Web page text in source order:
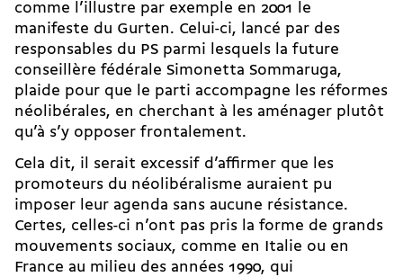
comme l’illustre par exemple en 2001 le
manifeste du Gurten. Celui-ci, lancé par des
responsables du PS parmi lesquels la future
conseillère fédérale Simonetta Sommaruga,
plaide pour que le parti accompagne les réformes
néolibérales, en cherchant à les aménager plutôt
qu’à s’y opposer frontalement.
Cela dit, il serait excessif d’affirmer que les
promoteurs du néolibéralisme auraient pu
imposer leur agenda sans aucune résistance.
Certes, celles-ci n’ont pas pris la forme de grands
mouvements sociaux, comme en Italie ou en
France au milieu des années 1990, qui